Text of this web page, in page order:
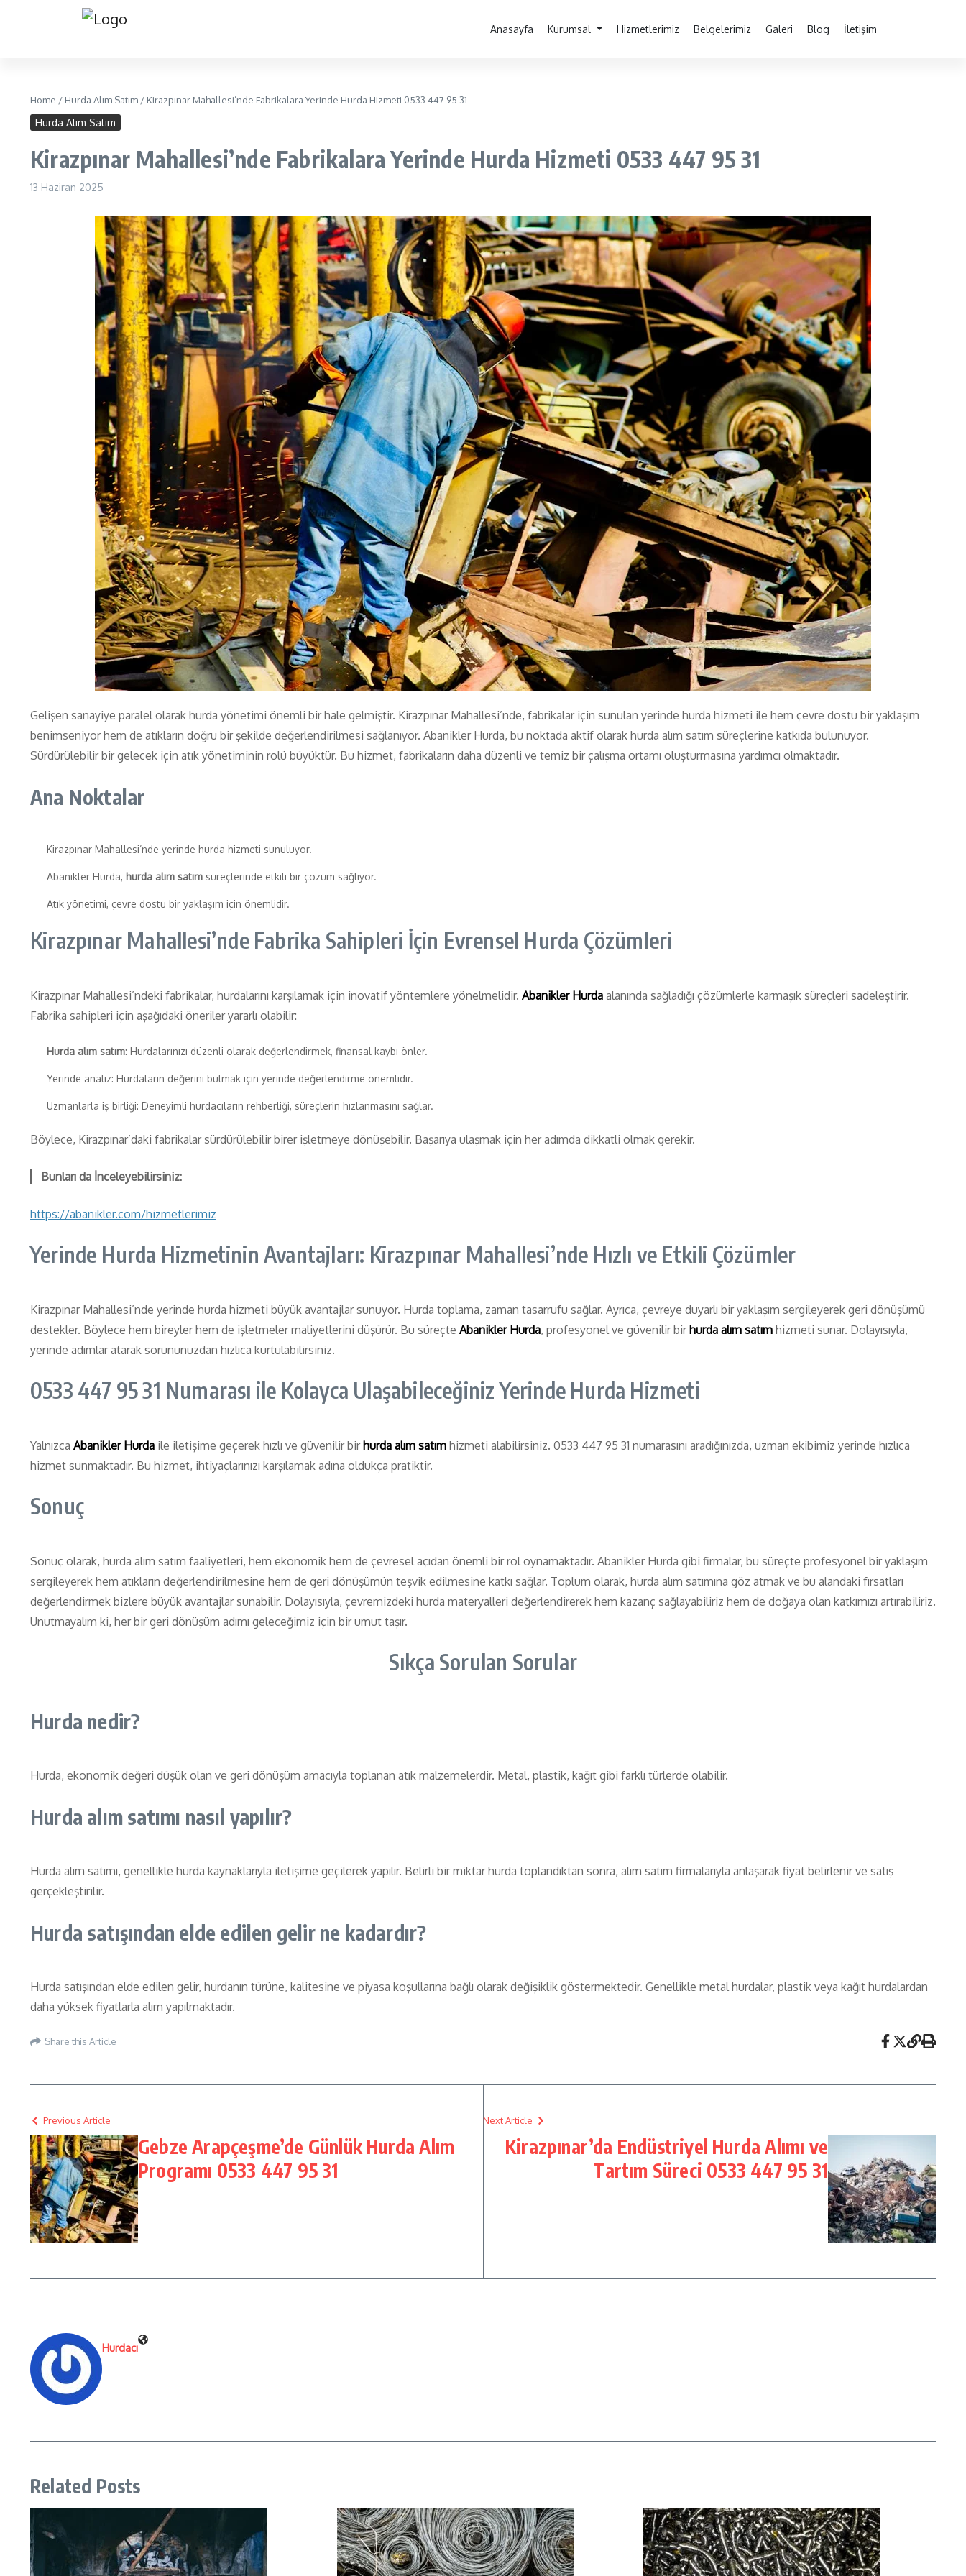
Anasayfa Kurumsal Hizmetlerimiz Belgelerimiz Galeri Blog İletişim
Home / Hurda Alım Satım / Kirazpınar Mahallesi’nde Fabrikalara Yerinde Hurda Hizmeti 0533 447 95 31
Hurda Alım Satım
Kirazpınar Mahallesi’nde Fabrikalara Yerinde Hurda Hizmeti 0533 447 95 31
13 Haziran 2025
Gelişen sanayiye paralel olarak hurda yönetimi önemli bir hale gelmiştir. Kirazpınar Mahallesi’nde, fabrikalar için sunulan yerinde hurda hizmeti ile hem çevre dostu bir yaklaşım
benimseniyor hem de atıkların doğru bir şekilde değerlendirilmesi sağlanıyor. Abanikler Hurda, bu noktada aktif olarak hurda alım satım süreçlerine katkıda bulunuyor.
Sürdürülebilir bir gelecek için atık yönetiminin rolü büyüktür. Bu hizmet, fabrikaların daha düzenli ve temiz bir çalışma ortamı oluşturmasına yardımcı olmaktadır.
Ana Noktalar
Kirazpınar Mahallesi’nde yerinde hurda hizmeti sunuluyor.
Abanikler Hurda, hurda alım satım süreçlerinde etkili bir çözüm sağlıyor.
Atık yönetimi, çevre dostu bir yaklaşım için önemlidir.
Kirazpınar Mahallesi’nde Fabrika Sahipleri İçin Evrensel Hurda Çözümleri
Kirazpınar Mahallesi’ndeki fabrikalar, hurdalarını karşılamak için inovatif yöntemlere yönelmelidir. Abanikler Hurda alanında sağladığı çözümlerle karmaşık süreçleri sadeleştirir.
Fabrika sahipleri için aşağıdaki öneriler yararlı olabilir:
Hurda alım satım: Hurdalarınızı düzenli olarak değerlendirmek, finansal kaybı önler.
Yerinde analiz: Hurdaların değerini bulmak için yerinde değerlendirme önemlidir.
Uzmanlarla iş birliği: Deneyimli hurdacıların rehberliği, süreçlerin hızlanmasını sağlar.
Böylece, Kirazpınar’daki fabrikalar sürdürülebilir birer işletmeye dönüşebilir. Başarıya ulaşmak için her adımda dikkatli olmak gerekir.
Bunları da İnceleyebilirsiniz:
https://abanikler.com/hizmetlerimiz
Yerinde Hurda Hizmetinin Avantajları: Kirazpınar Mahallesi’nde Hızlı ve Etkili Çözümler
Kirazpınar Mahallesi’nde yerinde hurda hizmeti büyük avantajlar sunuyor. Hurda toplama, zaman tasarrufu sağlar. Ayrıca, çevreye duyarlı bir yaklaşım sergileyerek geri dönüşümü
destekler. Böylece hem bireyler hem de işletmeler maliyetlerini düşürür. Bu süreçte Abanikler Hurda, profesyonel ve güvenilir birhurda alım satım hizmeti sunar. Dolayısıyla,
yerinde adımlar atarak sorununuzdan hızlıca kurtulabilirsiniz.
0533 447 95 31 Numarası ile Kolayca Ulaşabileceğiniz Yerinde Hurda Hizmeti
Yalnızca Abanikler Hurda ile iletişime geçerek hızlı ve güvenilir birhurda alım satım hizmeti alabilirsiniz. 0533 447 95 31 numarasını aradığınızda, uzman ekibimiz yerinde hızlıca
hizmet sunmaktadır. Bu hizmet, ihtiyaçlarınızı karşılamak adına oldukça pratiktir.
Sonuç
Sonuç olarak, hurda alım satım faaliyetleri, hem ekonomik hem de çevresel açıdan önemli bir rol oynamaktadır. Abanikler Hurda gibi firmalar, bu süreçte profesyonel bir yaklaşım
sergileyerek hem atıkların değerlendirilmesine hem de geri dönüşümün teşvik edilmesine katkı sağlar. Toplum olarak, hurda alım satımına göz atmak ve bu alandaki fırsatları
değerlendirmek bizlere büyük avantajlar sunabilir. Dolayısıyla, çevremizdeki hurda materyalleri değerlendirerek hem kazanç sağlayabiliriz hem de doğaya olan katkımızı artırabiliriz.
Unutmayalım ki, her bir geri dönüşüm adımı geleceğimiz için bir umut taşır.
Sıkça Sorulan Sorular
Hurda nedir?
Hurda, ekonomik değeri düşük olan ve geri dönüşüm amacıyla toplanan atık malzemelerdir. Metal, plastik, kağıt gibi farklı türlerde olabilir.
Hurda alım satımı nasıl yapılır?
Hurda alım satımı, genellikle hurda kaynaklarıyla iletişime geçilerek yapılır. Belirli bir miktar hurda toplandıktan sonra, alım satım firmalarıyla anlaşarak fiyat belirlenir ve satış
gerçekleştirilir.
Hurda satışından elde edilen gelir ne kadardır?
Hurda satışından elde edilen gelir, hurdanın türüne, kalitesine ve piyasa koşullarına bağlı olarak değişiklik göstermektedir. Genellikle metal hurdalar, plastik veya kağıt hurdalardan
daha yüksek fiyatlarla alım yapılmaktadır.
Share this Article
Previous Article
Gebze Arapçeşme’de Günlük Hurda Alım
Programı 0533 447 95 31
Next Article
Kirazpınar’da Endüstriyel Hurda Alımı ve
Tartım Süreci 0533 447 95 31
Hurdacı
Related Posts